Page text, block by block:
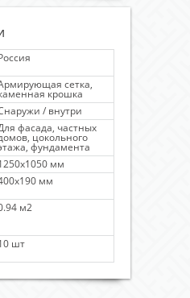
сетка,
крошка
/ внутри
фасада, частных
цокольного
фундамента
мм
мм
м2
шт